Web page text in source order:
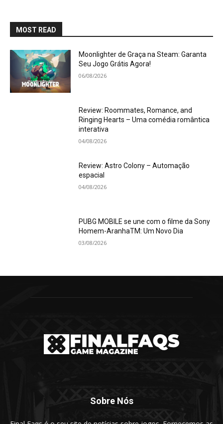
MOST READ
Moonlighter de Graça na Steam: Garanta
Seu Jogo Grátis Agora!
06/08/2026
Review: Roommates, Romance, and
Ringing Hearts – Uma comédia romântica
interativa
04/08/2026
Review: Astro Colony – Automação
espacial
04/08/2026
PUBG MOBILE se une com o filme da Sony
Homem-AranhaTM: Um Novo Dia
03/08/2026
Sobre Nós